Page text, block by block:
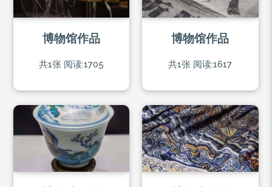
博物馆作品
共1张 阅读:1705
博物馆作品
共1张 阅读:1617